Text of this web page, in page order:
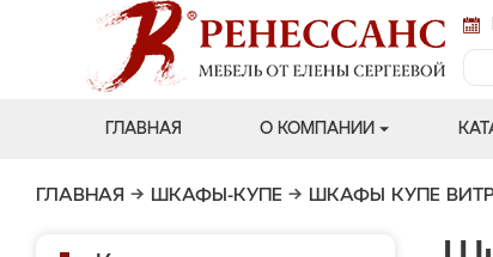
ГЛАВНАЯ О КОМПАНИИ
ГЛАВНАЯ → ШКАФЫ-КУПЕ → ШКАФЫ КУПЕ